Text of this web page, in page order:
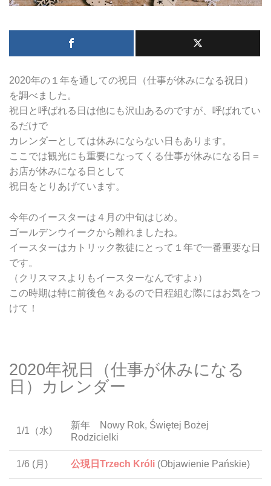
2020年の１年を通しての祝日（仕事が休みになる祝日）
を調べました。
祝日と呼ばれる日は他にも沢山あるのですが、呼ばれてい
るだけで
カレンダーとしては休みにならない日もあります。
ここでは観光にも重要になってくる仕事が休みになる日＝
お店が休みになる日として
祝日をとりあげています。
今年のイースターは４月の中旬はじめ。
ゴールデンウイークから離れましたね。
イースターはカトリック教徒にとって１年で一番重要な日
です。
（クリスマスよりもイースターなんですよ♪）
この時期は特に前後色々あるので日程組む際にはお気をつ
けて！
2020年祝日（仕事が休みになる
日）カレンダー
1/1（水)
新年 Nowy Rok, Świętej Bożej
Rodzicielki
1/6 (月) 公現日Trzech Króli (Objawienie Pańskie)